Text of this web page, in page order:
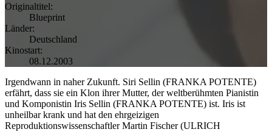
Originaltitel:
Blueprint
Länder:
Deutschland
Kinostart:
08.12.2003
Irgendwann in naher Zukunft. Siri Sellin (FRANKA POTENTE)
erfährt, dass sie ein Klon ihrer Mutter, der weltberühmten Pianistin
und Komponistin Iris Sellin (FRANKA POTENTE) ist. Iris ist
unheilbar krank und hat den ehrgeizigen
Reproduktionswissenschaftler Martin Fischer (ULRICH